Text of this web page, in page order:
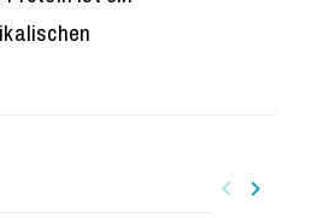
Zurück
keyboard_arrow_left Weiter
keyboard_arrow_right